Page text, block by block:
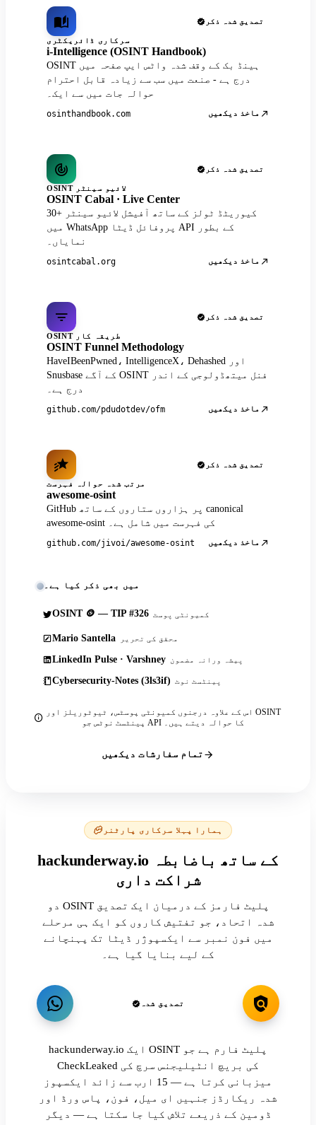
تصدیق شدہ ذکر
سرکاری ڈائریکٹری
i-Intelligence (OSINT Handbook)
OSINT ہینڈ بک کے وقف شدہ واٹس ایپ صفحہ میں
درج ہے - صنعت میں سب سے زیادہ قابل احترام
حوالہ جات میں سے ایک۔
osinthandbook.com ماخذ دیکھیں
تصدیق شدہ ذکر
OSINT لائیو سینٹر
OSINT Cabal · Live Center
30+ کیوریٹڈ ٹولز کے ساتھ آفیشل لائیو سینٹر
میں WhatsApp پروفائل ڈیٹا API کے بطور
نمایاں۔
osintcabal.org ماخذ دیکھیں
تصدیق شدہ ذکر
OSINT طریقہ کار
OSINT Funnel Methodology
HaveIBeenPwned، IntelligenceX، Dehashed اور
Snusbase کے آگے OSINT فنل میتھڈولوجی کے اندر
درج ہے۔
github.com/pdudotdev/ofm ماخذ دیکھیں
تصدیق شدہ ذکر
مرتب شدہ حوالہ فہرست
awesome-osint
GitHub پر ہزاروں ستاروں کے ساتھ canonical
awesome-osint کی فہرست میں شامل ہے۔
github.com/jivoi/awesome-osint ماخذ دیکھیں
میں بھی ذکر کیا ہے۔
OSINT 🪙 — TIP #326 کمیونٹی پوسٹ
Mario Santella محقق کی تحریر
LinkedIn Pulse · Varshney پیشہ ورانہ مضمون
Cybersecurity-Notes (3ls3if) پینٹسٹ نوٹ
اس کے علاوہ درجنوں کمیونٹی پوسٹس، ٹیوٹوریلز اور OSINT
پینٹسٹ نوٹس جو API کا حوالہ دیتے ہیں۔
تمام سفارشات دیکھیں
ہمارا پہلا سرکاری پارٹنر
hackunderway.io کے ساتھ باضابطہ
شراکت داری
دو OSINT پلیٹ فارمز کے درمیان ایک تصدیق
شدہ اتحاد، جو تفتیش کاروں کو ایک ہی مرحلے
میں فون نمبر سے ایکسپوژر ڈیٹا تک پہنچانے
کے لیے بنایا گیا ہے۔
تصدیق شدہ
hackunderway.io ایک OSINT پلیٹ فارم ہے جو
CheckLeaked کی بریچ انٹیلیجنس سرچ کی
میزبانی کرتا ہے — 15 ارب سے زائد ایکسپوز
شدہ ریکارڈز جنہیں ای میل، فون، پاس ورڈ اور
ڈومین کے ذریعے تلاش کیا جا سکتا ہے — دیگر